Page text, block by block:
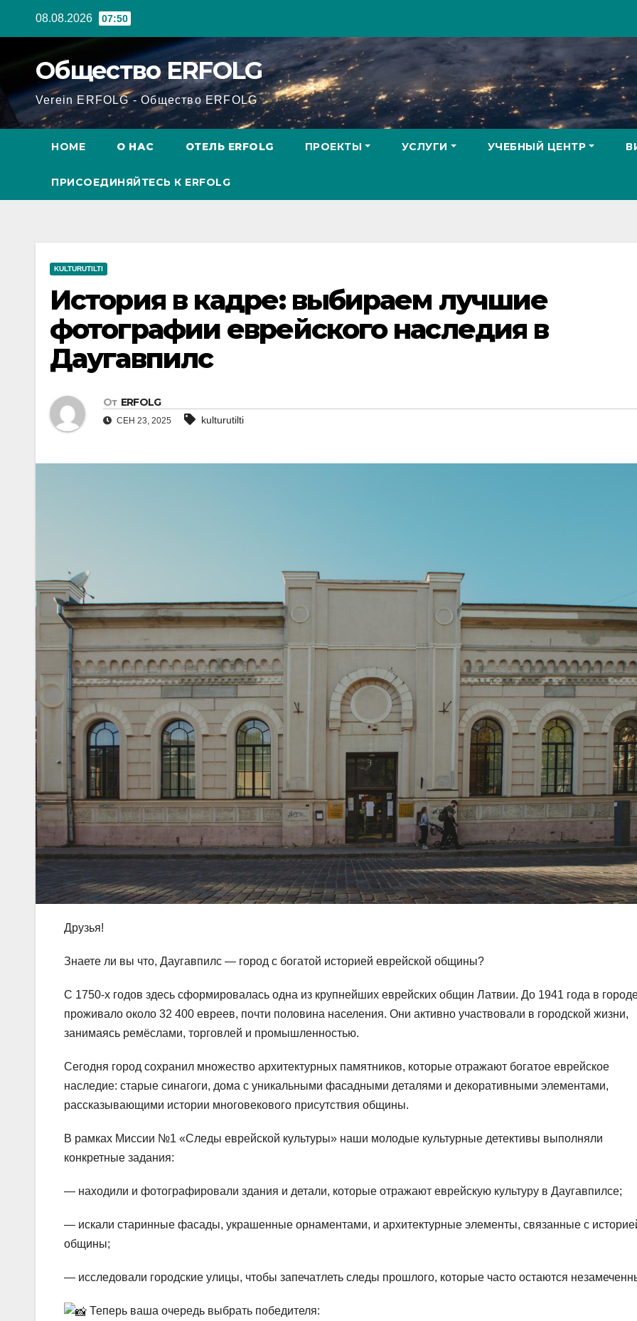
08.08.2026 07:50
Общество ERFOLG
Verein ERFOLG - Общество ERFOLG
HOME О НАС ОТЕЛЬ ERFOLG ПРОЕКТЫ УСЛУГИ УЧЕБНЫЙ ЦЕНТР
ПРИСОЕДИНЯЙТЕСЬ К ERFOLG
KULTURUTILTI
История в кадре: выбираем лучшие
фотографии еврейского наследия в
Даугавпилс
От ERFOLG
СЕН 23, 2025 kulturutilti
Друзья!
Знаете ли вы что, Даугавпилс — город с богатой историей еврейской общины?
С 1750-х годов здесь сформировалась одна из крупнейших еврейских общин Латвии. До 1941 года в
проживало около 32 400 евреев, почти половина населения. Они активно участвовали в городской жизни,
занимаясь ремёслами, торговлей и промышленностью.
Сегодня город сохранил множество архитектурных памятников, которые отражают богатое еврейское
наследие: старые синагоги, дома с уникальными фасадными деталями и декоративными элементами,
рассказывающими истории многовекового присутствия общины.
В рамках Миссии №1 «Следы еврейской культуры» наши молодые культурные детективы выполняли
конкретные задания:
— находили и фотографировали здания и детали, которые отражают еврейскую культуру в Даугавпилсе;
— искали старинные фасады, украшенные орнаментами, и архитектурные элементы, связанные с
общины;
— исследовали городские улицы, чтобы запечатлеть следы прошлого, которые часто остаются
Теперь ваша очередь выбрать победителя: